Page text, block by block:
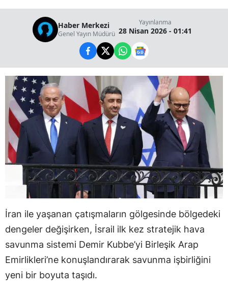
Haber Merkezi
Genel Yayın Müdürü
Yayınlanma
28 Nisan 2026 - 01:41
İran ile yaşanan çatışmaların gölgesinde bölgedeki
dengeler değişirken, İsrail ilk kez stratejik hava
savunma sistemi Demir Kubbe’yi Birleşik Arap
Emirlikleri’ne konuşlandırarak savunma işbirliğini
yeni bir boyuta taşıdı.